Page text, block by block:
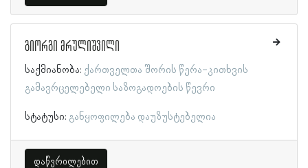
გიორგი მრულიშვილი
საქმიანობა: ქართველთა შორის წერა-კითხვის
გამავრცელებელი საზოგადოების წევრი
სტატუსი: განყოფილება დაუზუსტებელია
დაწვრილებით